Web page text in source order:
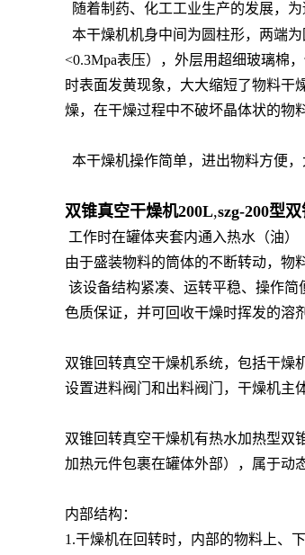
随着制药、化工工业生产的发展，
本干燥机机身中间为圆柱形，两端
<0.3Mpa表压），外层用超细玻璃棉
时表面发黄现象，大大缩短了物料干
燥，在干燥过程中不破坏晶体状的物
本干燥机操作简单，进出物料方便
双锥真空干燥机200L,szg-200型
工作时在罐体夹套内通入热水（油
由于盛装物料的筒体的不断转动，物
该设备结构紧凑、运转平稳、操作简
色质保证，并可回收干燥时挥发的溶
双锥回转真空干燥机系统，包括干燥
设置进料阀门和出料阀门，干燥机主
双锥回转真空干燥机有热水加热型双
加热元件包裹在罐体外部），属于动
内部结构：
1.干燥机在回转时，内部的物料上、